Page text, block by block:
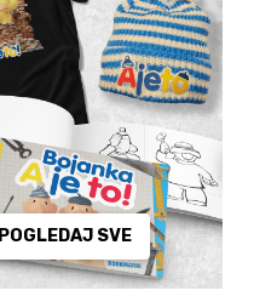
POGLEDAJ SVE